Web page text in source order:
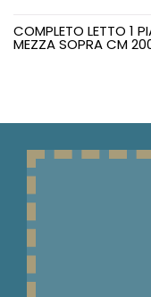
COMPLETO LETTO 1
MEZZA SOPRA CM